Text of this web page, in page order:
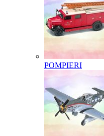
POMPIERI